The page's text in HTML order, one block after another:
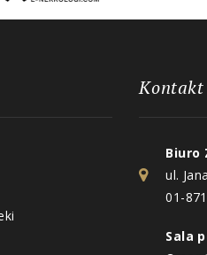
Kontakt
Biuro
ul.
01-
Sala